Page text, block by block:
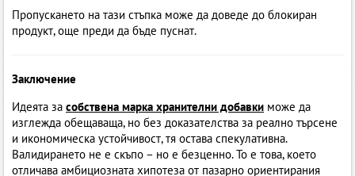
Пропускането на тази стъпка може да доведе до блокиран
продукт, още преди да бъде пуснат.
Заключение
Идеята за собствена марка хранителни добавки може да
изглежда обещаваща, но без доказателства за реално търсене
и икономическа устойчивост, тя остава спекулативна.
Валидирането не е скъпо – но е безценно. То е това, което
отличава амбициозната хипотеза от пазарно ориентирания